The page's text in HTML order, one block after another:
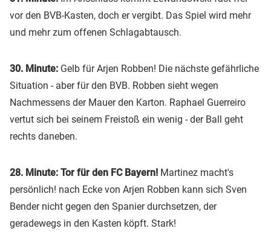
vor den BVB-Kasten, doch er vergibt. Das Spiel wird mehr
und mehr zum offenen Schlagabtausch.
30. Minute: Gelb für Arjen Robben! Die nächste gefährliche
Situation - aber für den BVB. Robben sieht wegen
Nachmessens der Mauer den Karton. Raphael Guerreiro
vertut sich bei seinem Freistoß ein wenig - der Ball geht
rechts daneben.
28. Minute: Tor für den FC Bayern! Martinez macht's
persönlich! nach Ecke von Arjen Robben kann sich Sven
Bender nicht gegen den Spanier durchsetzen, der
geradewegs in den Kasten köpft. Stark!